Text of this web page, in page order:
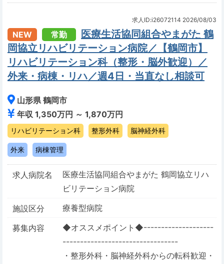
求人ID:i26072114 2026/08/03
NEW 常勤
医療生活協同組合やまがた 鶴
岡協立リハビリテーション病院／【鶴岡市】
リハビリテーション科（整形・脳外歓迎）／
外来・病棟・リハ／週4日・当直なし相談可
山形県 鶴岡市
年収 1,350万円 ～ 1,870万円
リハビリテーション科 整形外科 脳神経外科
外来 病棟管理
求人病院名
医療生活協同組合やまがた 鶴岡協立リハ
ビリテーション病院
施設区分
療養型病院
募集内容
◆オススメポイント◆--------------------
---------------------------------
・整形外科・脳神経外科からの転科歓迎・